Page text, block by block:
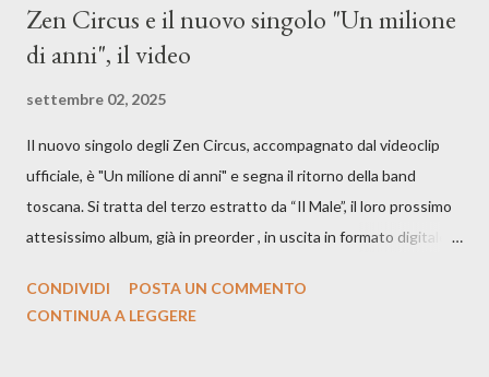
Zen Circus e il nuovo singolo "Un milione
di anni", il video
settembre 02, 2025
Il nuovo singolo degli Zen Circus, accompagnato dal videoclip
ufficiale, è "Un milione di anni" e segna il ritorno della band
toscana. Si tratta del terzo estratto da “Il Male”, il loro prossimo
attesissimo album, già in preorder , in uscita in formato digitale il
Records. GUARDA IL VIDEO: CREDITI Produced by A71
CONDIVIDI
POSTA UN COMMENTO
CONTINUA A LEGGERE